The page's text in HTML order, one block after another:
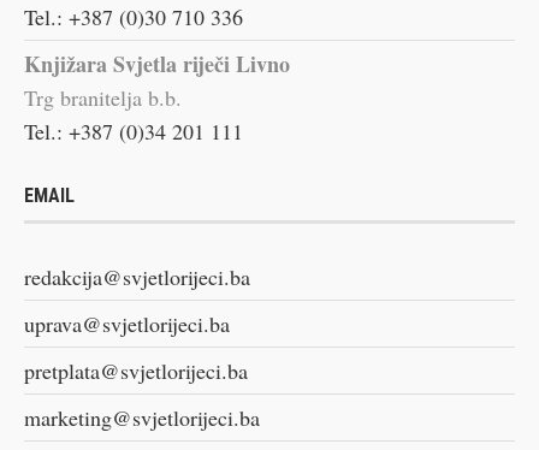
Tel.: +387 (0)30 710 336
Knjižara Svjetla riječi Livno
Trg branitelja b.b.
Tel.: +387 (0)34 201 111
EMAIL
redakcija@svjetlorijeci.ba
uprava@svjetlorijeci.ba
pretplata@svjetlorijeci.ba
marketing@svjetlorijeci.ba